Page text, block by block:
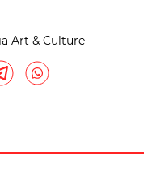
Art & Culture